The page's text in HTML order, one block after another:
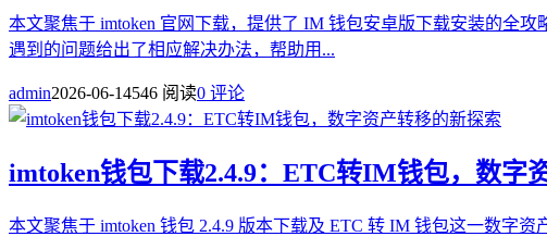
本文聚焦于 imtoken 官网下载，提供了 IM 钱包安卓版下载安装的全
遇到的问题给出了相应解决办法，帮助用...
admin2026-06-14546 阅读0 评论
imtoken钱包下载2.4.9：ETC转IM钱包，数字
本文聚焦于 imtoken 钱包 2.4.9 版本下载及 ETC 转 IM 钱包这一数字